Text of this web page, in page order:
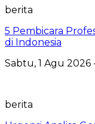
berita
5 Pembicara
di Indonesia
Sabtu, 1 Agu 2026
berita